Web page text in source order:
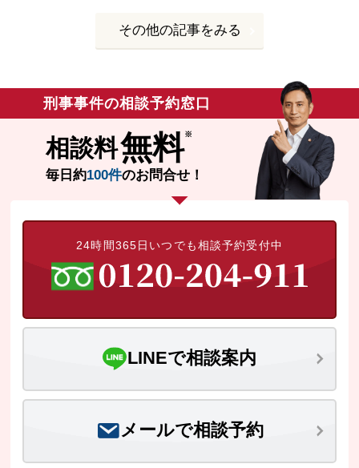
刑事事件データベース
その他の記事をみる
刑事事件の相談予約窓口
相談料無料
毎日約100件のお問合せ！
24時間365日いつでも相談予約受付中
LINEで相談案内
メールで相談予約